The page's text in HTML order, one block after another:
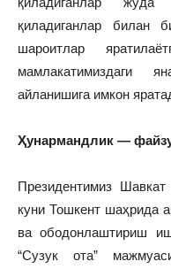
қиладиганлар билан
шароитлар
мамлакатимиздаги
айланишига имкон
Ҳунармандлик —
Президентимиз
куни Тошкент шаҳрида
ва ободонлаштириш
“Сузук ота”